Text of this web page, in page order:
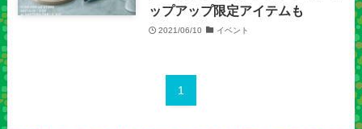
ップアップ限定アイテムも
2021/06/10 イベント
1